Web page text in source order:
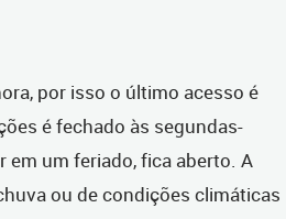
por isso o último acesso é
é fechado às segundas-
em um feriado, fica aberto. A
ou de condições climáticas